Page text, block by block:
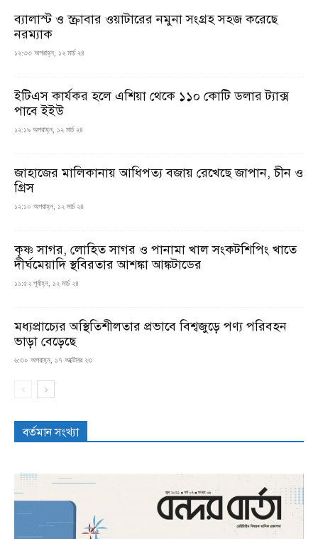
ব্যালাস্ট ও স্ক্রাবার ওয়াটারের নমুনা সংগ্রহ সহজ করেছে
নরম্যাক
১২:৩৩ অপরাহ্ন, ১২ মার্চ ২৪
ইটিএস কার্যকর হলে এশিয়া থেকে ১১০ কোটি ডলার ট্যাক্স
পাবে ইইউ
১২:১৯ অপরাহ্ন, ১২ মার্চ ২৪
জাহাজের মালিকানায় আধিপত্য বজায় রেখেছে জাপান, চীন ও
গ্রিস
১২:১০ অপরাহ্ন, ১২ মার্চ ২৪
কৃষ্ণ সাগর, লোহিত সাগর ও পানামা খাল সংকটশিপিং খাতে
দীর্ঘমেয়াদি স্থবিরতার আশঙ্কা আঙ্কটাডের
১১:৫২ পূর্বাহ্ন, ১২ মার্চ ২৪
মধ্যপ্রাচ্যের অস্থিতিশীলতার প্রভাবে বিশ্বজুড়ে পণ্য পরিবহন
ভাড়া বেড়েছে
৬:৩০ অপরাহ্ন, ১৭ অক্টোবর ২৩
বর্তমান সংখ্যা